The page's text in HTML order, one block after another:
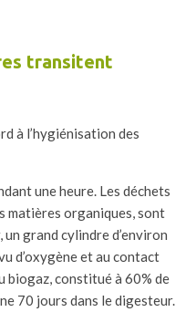
transitent
à l’hygiénisation des
une heure. Les déchets
matières organiques, sont
grand cylindre d’environ
d’oxygène et au contact
biogaz, constitué à 60% de
70 jours dans le digesteur.